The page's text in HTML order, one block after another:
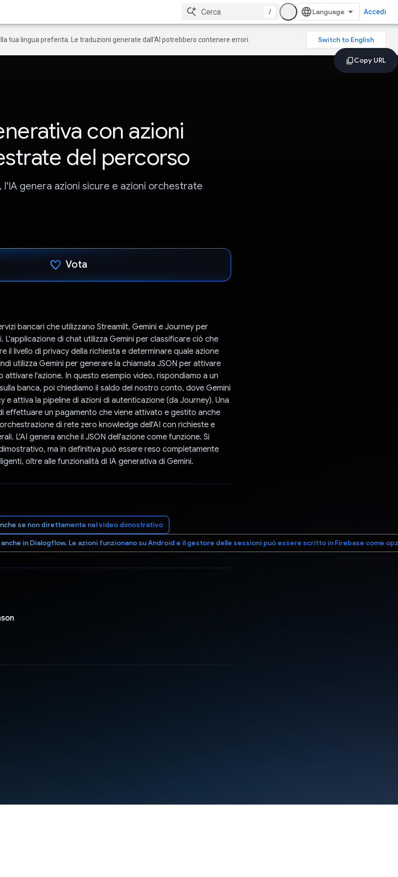
/ Accedi
tua lingua preferita. Le traduzioni generate dall'AI potrebbero contenere errori.
con azioni
del percorso
l'IA genera azioni sicure e azioni orchestrate
Vota
bancari che utilizzano Streamlit, Gemini e Journey per
L'applicazione di chat utilizza Gemini per classificare ciò che
il livello di privacy della richiesta e determinare quale azione
utilizza Gemini per generare la chiamata JSON per attivare
attivare l'azione. In questo esempio video, rispondiamo a un
banca, poi chiediamo il saldo del nostro conto, dove Gemini
e attiva la pipeline di azioni di autenticazione (da Journey). Una
effettuare un pagamento che viene attivato e gestito anche
di rete zero knowledge dell'AI con richieste e
L'AI genera anche il JSON dell'azione come funzione. Si
ma in definitiva può essere reso completamente
oltre alle funzionalità di IA generativa di Gemini.
se non direttamente nel video dimostrativo
in Dialogflow. Le azioni funzionano su Android e il gestore delle sessioni può essere scritto in Firebase come